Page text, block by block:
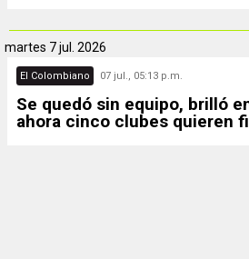
martes 7 jul. 2026
El Colombiano 07 jul., 05:13 p.m.
Se quedó sin equipo, brilló
ahora cinco clubes quieren